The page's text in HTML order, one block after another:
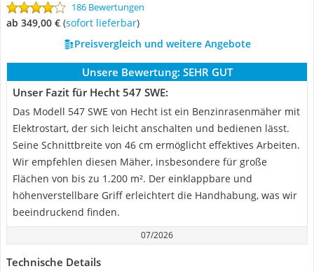
186 Bewertungen
ab 349,00 € ( Sofort lieferbar)
Preisvergleich und weitere Angebote
Unsere Bewertung: SEHR GUT
Unser Fazit für Hecht 547 SWE:
Das Modell 547 SWE von Hecht ist ein Benzinrasenmäher mit
Elektrostart, der sich leicht anschalten und bedienen lässt.
Seine Schnittbreite von 46 cm ermöglicht effektives Arbeiten.
Wir empfehlen diesen Mäher, insbesondere für große
Flächen von bis zu 1.200 m². Der einklappbare und
höhenverstellbare Griff erleichtert die Handhabung, was wir
beeindruckend finden.
07/2026
Technische Details